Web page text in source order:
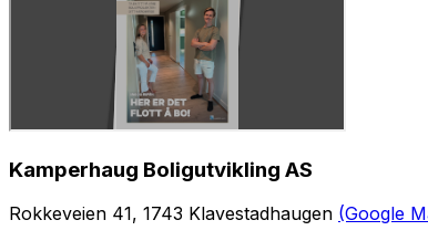
Kamperhaug Boligutvikling AS
Rokkeveien 41, 1743 Klavestadhaugen (Google